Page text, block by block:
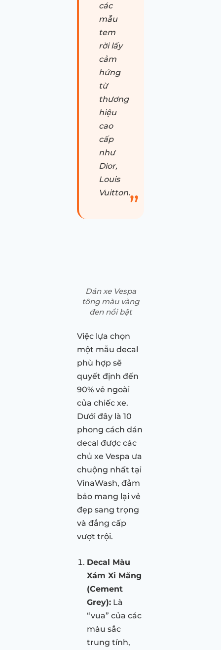
các
mẫu
tem
rời lấy
cảm
hứng
từ
thương
hiệu
cao
cấp
như
Dior,
Louis
Vuitton.
Dán xe Vespa
tông màu vàng
đen nổi bật
Việc lựa chọn
một mẫu decal
phù hợp sẽ
quyết định đến
90% vẻ ngoài
của chiếc xe.
Dưới đây là 10
phong cách dán
decal được các
chủ xe Vespa ưa
chuộng nhất tại
VinaWash, đảm
bảo mang lại vẻ
đẹp sang trọng
và đẳng cấp
vượt trội.
Decal Màu
Xám Xi Măng
(Cement
Grey): Là
“vua” của các
màu sắc
trung tính,